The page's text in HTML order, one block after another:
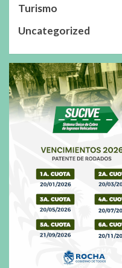
Turismo
Uncategorized